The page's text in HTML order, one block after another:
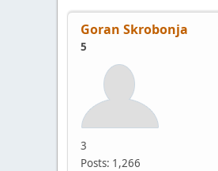
Goran Skrobonja
5
3
Posts: 1,266